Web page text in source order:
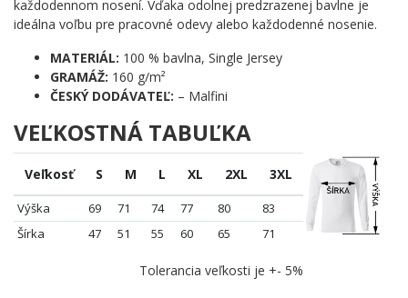
každého chemika v okolí
svetu, že veda vie byť aj zábavná! ✨
každodennom nosení. Vďaka odolnej predzrazenej bavlne je
ideálna voľbu pre pracovné odevy alebo každodenné nosenie.
MATERIÁL: 100 % bavlna, Single Jersey
GRAMÁŽ: 160 g/m²
ČESKÝ DODÁVATEĽ: – Malfini
VEĽKOSTNÁ TABUĽKA
Veľkosť S M L XL 2XL 3XL
Výška 69 71 74 77 80
83
Šírka
47 51 55 60 65 71
Tolerancia veľkosti je +- 5%